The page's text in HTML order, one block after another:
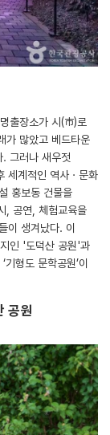
출장소가 시(市)로
가 많았고 베드타운
그러나 새우젓
세계적인 역사ㆍ문화
홍보동 건물을
, 공연, 체험교육을
이 생겨났다. 이
인 '도덕산 공원'과
형도 문학공원’이
공원